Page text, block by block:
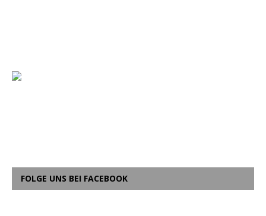
FOLGE UNS BEI FACEBOOK